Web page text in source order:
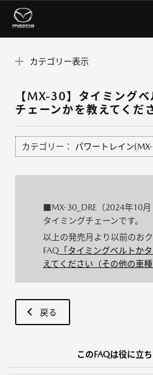
カテゴリー表示
【MX-30】タイミング
チェーンかを教えてくだ
カテゴリー： パワートレイン
■MX-30_DRE（2024年10月
タイミングチェーンです。
以上の発売月より以前のおク
FAQ 「タイミングベルトか
えてください（その他の車種
戻る
このFAQは役に立